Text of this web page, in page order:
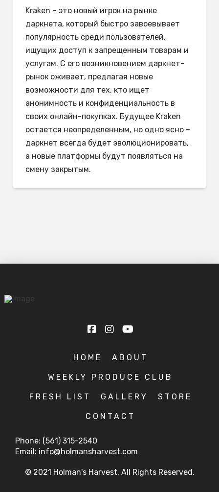
Kraken – это новый игрок на рынке
даркнета, который быстро завоевывает
популярность среди пользователей,
ищущих доступ к запрещенным товарам и
услугам. С его возникновением даркнет-
рынок оживает, предлагая новые
возможности для тех, кто ищет
анонимность и конфиденциальность в
своих онлайн-покупках. Будущее Kraken
остается неопределенным, но одно ясно –
даркнет всегда будет эволюционировать,
а новые платформы будут появляться на
смену закрытым.
HOME ABOUT
WEEKLY PRODUCE CLUB
FRESH LIST GALLERY STORE
CONTACT
Phone: (561) 315-2540
Email: info@holmansharvest.com
© 2021 Holman's Harvest. All Rights Reserved.